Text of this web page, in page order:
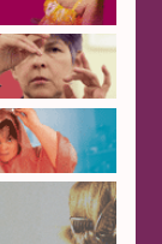
2021
2019
2017